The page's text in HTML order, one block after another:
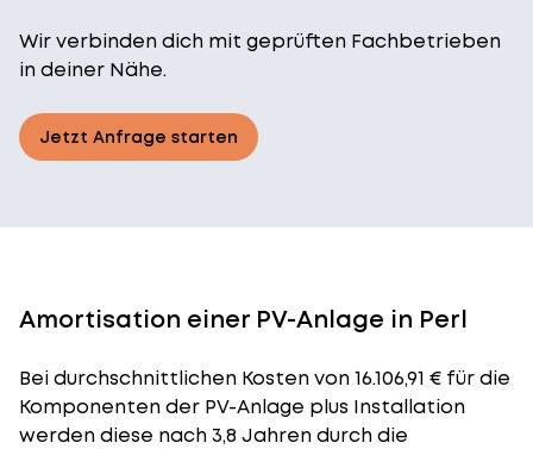
Wir verbinden dich mit geprüften Fachbetrieben
in deiner Nähe.
Jetzt Anfrage starten
Amortisation einer PV-Anlage in Perl
Bei durchschnittlichen Kostenvon 16.106,91 € für die
Komponenten der PV-Anlage plus Installation
werden diese nach 3,8 Jahren durch die